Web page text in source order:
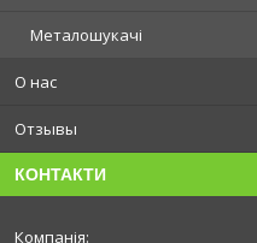
Металошукачі
О нас
Отзывы
КОНТАКТИ